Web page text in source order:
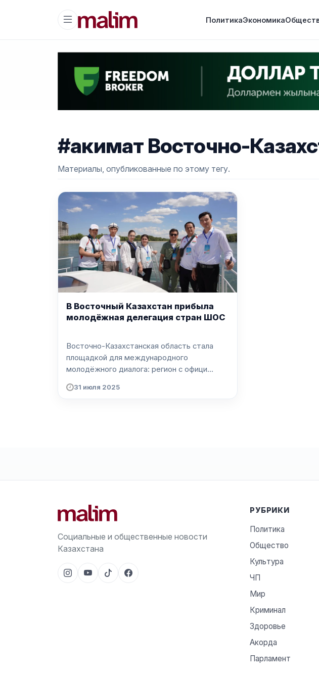
ПолитикаЭкономика
#акимат Восточно-
Материалы, опубликованные по этому тегу.
В Восточный Казахстан прибыла
молодёжная делегация стран ШОС
Восточно-Казахстанская область стала
площадкой для международного
молодёжного диалога: регион с офици...
31 июля 2025
Социальные и общественные новости
Казахстана
РУБРИКИ
Политика
Общество
Культура
ЧП
Мир
Криминал
Здоровье
Акорда
Парламент